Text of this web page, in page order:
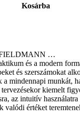
Kosárba
FIELDMANN …
és a modern
és szerszámokat
mindennapi munkát,
kiemelt
az intuitív
valódi értéket